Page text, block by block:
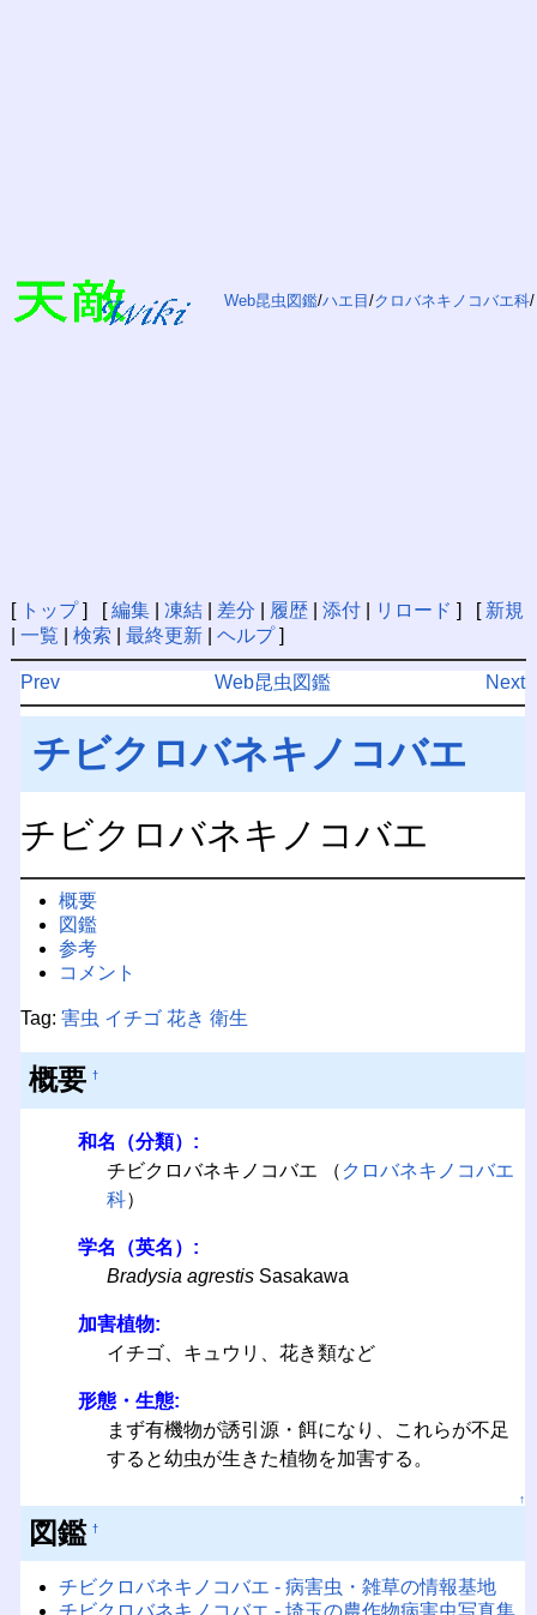
Web昆虫図鑑/ハエ目 /クロバネキノコバエ科/
[ トップ] [編集| 凍結| 差分 履歴| 添付| リロード ] [ 新規
一覧 検索 最終更新| ヘルプ]
Prev Next
Web昆虫図鑑
チビクロバネキノコバエ
チビクロバネキノコバエ
概要
図鑑
参考
コメント
Tag: 害虫 イチゴ 花き 衛生
概要 †
和名（分類）:
チビクロバネキノコバエ （ クロバネキノコバエ
科）
学名（英名）:
Bradysia agrestisSasakawa
加害植物:
イチゴ、キュウリ、花き類など
形態・生態:
まず有機物が誘引源・餌になり、これらが不足
すると幼虫が生きた植物を加害する。
↑
図鑑 †
チビクロバネキノコバエ - 病害虫・雑草の情報基地
チビクロバネキノコバエ - 埼玉の農作物病害虫写真集